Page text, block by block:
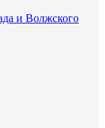
и Волжского